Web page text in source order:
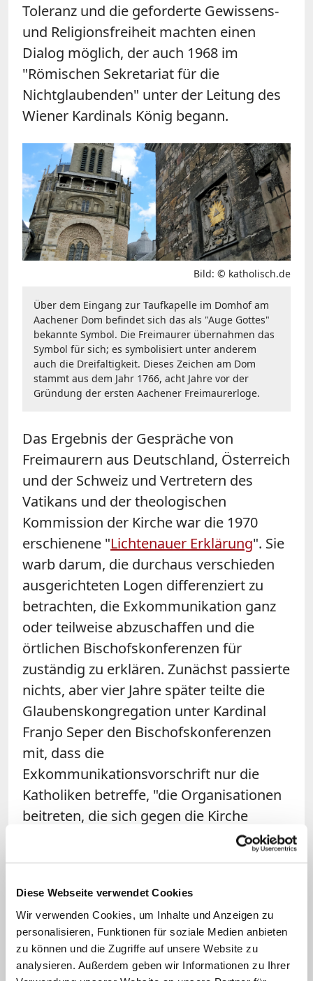
Diese Webseite verwendet Cookies
Wir verwenden Cookies, um Inhalte und Anzeigen zu
personalisieren, Funktionen für soziale Medien anbieten
zu können und die Zugriffe auf unsere Website zu
analysieren. Außerdem geben wir Informationen zu Ihrer
Toleranz und die geforderte Gewissens-
und Religionsfreiheit machten einen
Dialog möglich, der auch 1968 im
"Römischen Sekretariat für die
Nichtglaubenden" unter der Leitung des
Wiener Kardinals König begann.
Bild: © katholisch.de
Über dem Eingang zur Taufkapelle im Domhof am
Aachener Dom befindet sich das als "Auge Gottes"
bekannte Symbol. Die Freimaurer übernahmen das
Symbol für sich; es symbolisiert unter anderem
auch die Dreifaltigkeit. Dieses Zeichen am Dom
stammt aus dem Jahr 1766, acht Jahre vor der
Gründung der ersten Aachener Freimaurerloge.
Das Ergebnis der Gespräche von
Freimaurern aus Deutschland, Österreich
und der Schweiz und Vertretern des
Vatikans und der theologischen
Kommission der Kirche war die 1970
erschienene "Lichtenauer Erklärung". Sie
warb darum, die durchaus verschieden
ausgerichteten Logen differenziert zu
betrachten, die Exkommunikation ganz
oder teilweise abzuschaffen und die
örtlichen Bischofskonferenzen für
zuständig zu erklären. Zunächst passierte
nichts, aber vier Jahre später teilte die
Glaubenskongregation unter Kardinal
Franjo Seper den Bischofskonferenzen
mit, dass die
Exkommunikationsvorschrift nur die
Katholiken betreffe, "die Organisationen
beitreten, die sich gegen die Kirche
verschwören". Weiter hieß es darin, dass
die Freimaurerei in der Neufassung des
November 1983 erschien, nicht mehr
explizit erwähnt werde.
Tatsächlich sind Freimaurer im neuen